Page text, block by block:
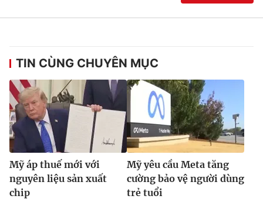
® Cấm sao chép dưới mọi hình thức nếu không có sự chấp
thuận bằng văn bản. Ghi rõ nguồn VTV.vn khi phát hành lại
thông tin từ website này.
TIN CÙNG CHUYÊN MỤC
Mỹ áp thuế mới với
nguyên liệu sản xuất
chip
Mỹ yêu cầu Meta tăng
cường bảo vệ người dùng
trẻ tuổi